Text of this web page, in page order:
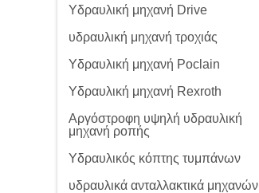
Υδραυλική μηχανή Drive
υδραυλική μηχανή τροχιάς
Υδραυλική μηχανή Poclain
Υδραυλική μηχανή Rexroth
Αργόστροφη υψηλή υδραυλική
μηχανή ροπής
Υδραυλικός κόπτης τυμπάνων
υδραυλικά ανταλλακτικά μηχανών